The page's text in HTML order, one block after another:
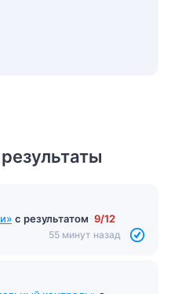
«Одиссея» Гомер с